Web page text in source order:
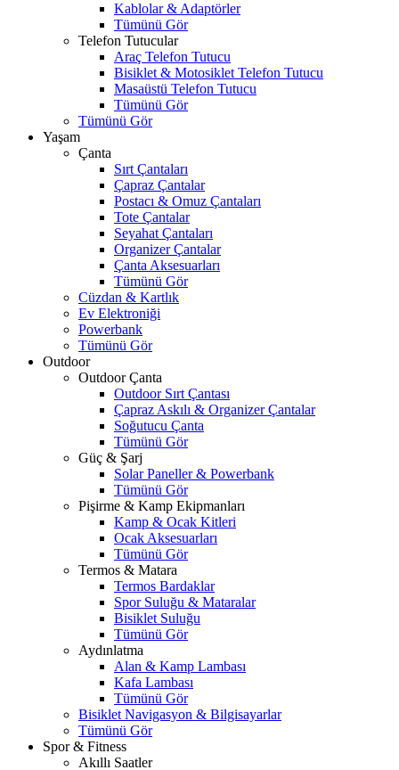
Kablolar & Adaptörler
Tümünü Gör
Telefon Tutucular
Araç Telefon Tutucu
Bisiklet & Motosiklet Telefon Tutucu
Masaüstü Telefon Tutucu
Tümünü Gör
Tümünü Gör
Yaşam
Çanta
Sırt Çantaları
Çapraz Çantalar
Postacı & Omuz Çantaları
Tote Çantalar
Seyahat Çantaları
Organizer Çantalar
Çanta Aksesuarları
Tümünü Gör
Cüzdan & Kartlık
Ev Elektroniği
Powerbank
Tümünü Gör
Outdoor
Outdoor Çanta
Outdoor Sırt Çantası
Çapraz Askılı & Organizer Çantalar
Soğutucu Çanta
Tümünü Gör
Güç & Şarj
Solar Paneller & Powerbank
Tümünü Gör
Pişirme & Kamp Ekipmanları
Kamp & Ocak Kitleri
Ocak Aksesuarları
Tümünü Gör
Termos & Matara
Termos Bardaklar
Spor Suluğu & Mataralar
Bisiklet Suluğu
Tümünü Gör
Aydınlatma
Alan & Kamp Lambası
Kafa Lambası
Tümünü Gör
Bisiklet Navigasyon & Bilgisayarlar
Tümünü Gör
Spor & Fitness
Akıllı Saatler